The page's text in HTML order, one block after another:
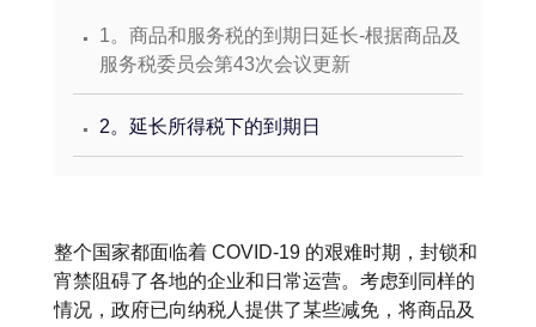
.
1。商品和服务税的到期日延长-根据商品及
服务税委员会第43次会议更新
. 2。延长所得税下的到期日
整个国家都面临着 COVID-19 的艰难时期，封锁和
宵禁阻碍了各地的企业和日常运营。考虑到同样的
情况，政府已向纳税人提供了某些减免，将商品及